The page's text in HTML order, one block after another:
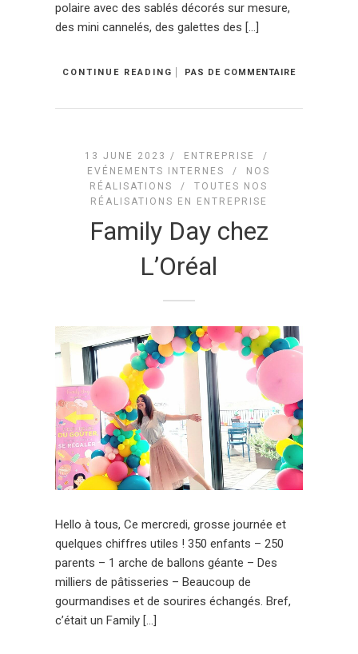
polaire avec des sablés décorés sur mesure,
des mini cannelés, des galettes des […]
CONTINUE READING PAS DE COMMENTAIRE
13 JUNE 2023 / ENTREPRISE
/
EVÉNEMENTS INTERNES
/ NOS
RÉALISATIONS
/TOUTES NOS
RÉALISATIONS EN ENTREPRISE
Family Day chez
L’Oréal
Hello à tous, Ce mercredi, grosse journée et
quelques chiffres utiles ! 350 enfants – 250
parents – 1 arche de ballons géante – Des
milliers de pâtisseries – Beaucoup de
gourmandises et de sourires échangés. Bref,
c’était un Family […]